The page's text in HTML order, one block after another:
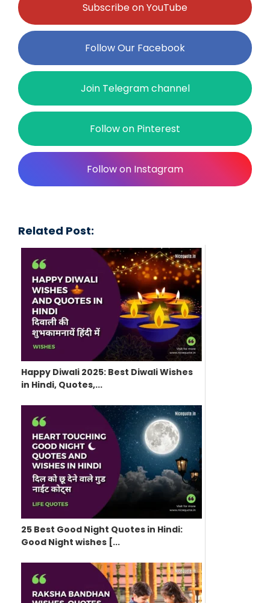
Subscribe on YouTube
Follow Our Facebook
Join Telegram channel
Follow on Pinterest
Follow on Instagram
Related Post:
Happy Diwali 2025: Best Diwali Wishes
in Hindi, Quotes,...
25 Best Good Night Quotes in Hindi:
Good Night wishes [...